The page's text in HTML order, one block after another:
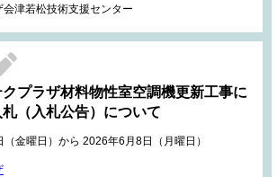
津若松技術支援センター
クプラザ材料物性室空調機更新工事に
（入札公告）について
金曜日）から 2026年6月8日（月曜日）